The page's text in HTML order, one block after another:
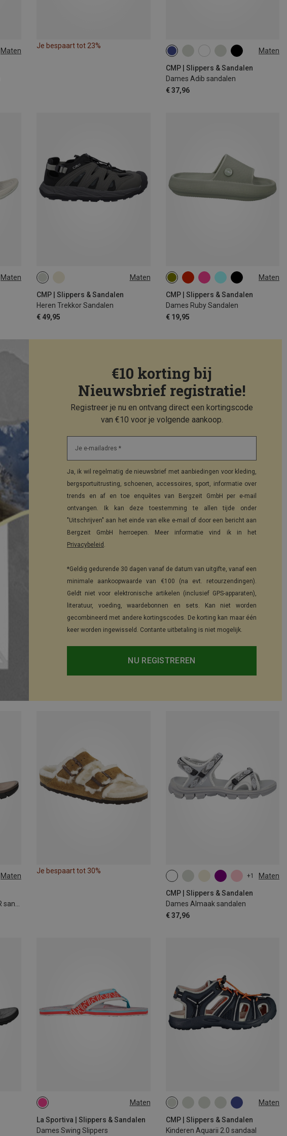
Maten
Je bespaart tot 23%
Maten
CMP | Slippers & Sandalen
Dames Adib sandalen
€ 37,96
36 37 38 39
40
41
Maten Maten
CMP | Slippers & Sandalen
Heren Trekkor Sandalen
€ 49,95
Maten
CMP | Slippers & Sandalen
Dames Ruby Sandalen
€ 19,95
35|36 37|38
39|40
40|41
42|43
€10 korting bij
Nieuwsbrief registratie!
Registreer je nu en ontvang direct een kortingscode
van €10 voor je volgende aankoop.
Je e-mailadres *
Ja, ik wil regelmatig de nieuwsbrief met aanbiedingen voor kleding,
bergsportuitrusting, schoenen, accessoires, sport, informatie over
trends en af en toe enquêtes van Bergzeit GmbH per e-mail
ontvangen. Ik kan deze toestemming te allen tijde onder
"Uitschrijven" aan het einde van elke e-mail of door een bericht aan
Bergzeit GmbH herroepen. Meer informatie vind ik in het
Privacybeleid .
*Geldig gedurende 30 dagen vanaf de datum van uitgifte, vanaf een
minimale aankoopwaarde van €100 (na evt. retourzendingen).
Geldt niet voor elektronische artikelen (inclusief GPS-apparaten),
literatuur, voeding, waardebonnen en sets. Kan niet worden
gecombineerd met andere kortingscodes. De korting kan maar één
keer worden ingewisseld. Contante uitbetaling is niet mogelijk.
NU REGISTREREN
Maten
Je bespaart tot 30%
+1 Maten
CMP | Slippers & Sandalen
Dames Almaak sandalen
€ 37,96
Maten
La Sportiva | Slippers & Sandalen
Dames Swing Slippers
37 Maten
CMP | Slippers & Sandalen
Kinderen Aquarii 2.0 sandaal